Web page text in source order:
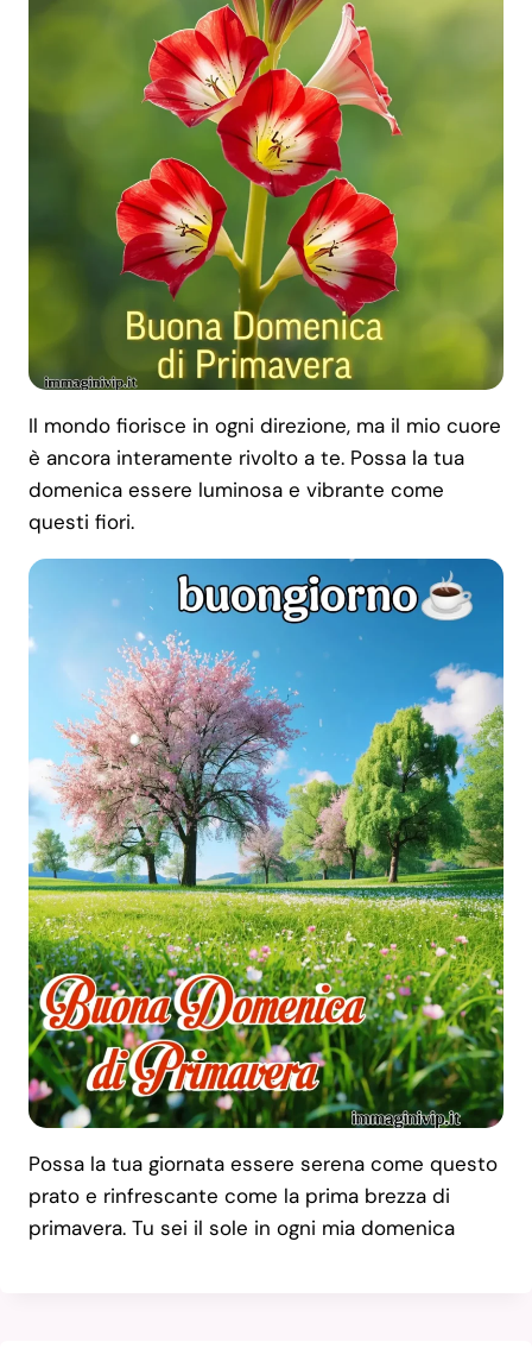
Il mondo fiorisce in ogni direzione, ma il mio cuore
è ancora interamente rivolto a te. Possa la tua
domenica essere luminosa e vibrante come
questi fiori.
Possa la tua giornata essere serena come questo
prato e rinfrescante come la prima brezza di
primavera. Tu sei il sole in ogni mia domenica